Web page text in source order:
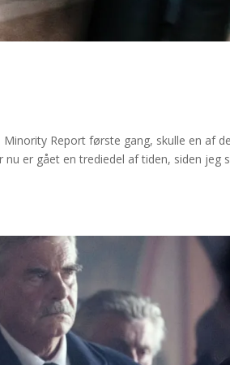
Minority Report første gang, skulle en af
er gået en trediedel af tiden, siden jeg